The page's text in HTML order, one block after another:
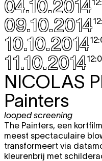
04.10.2014
09.10.2014
10.10.2014
11.10.2014
NICOLAS
Painters
looped screening
The Painters, een
meest spectaculaire
transformeert via
kleurenbrij met